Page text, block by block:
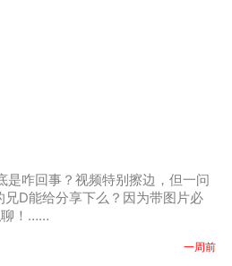
是咋回事？视频特别擦边，但一问
D能给分享下么？因为带图片必
聊！……
一周前